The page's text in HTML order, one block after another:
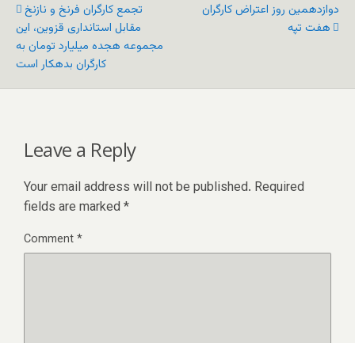
تجمع کارگران فرنخ و نازنخ
مقابل استانداری قزوین، این
مجموعه هجده میلیارد تومان به
کارگران بدهکار است
دوازدهمین روز اعتراض کارگران
هفت تپه
Leave a Reply
Your email address will not be published. Required
fields are marked *
Comment*